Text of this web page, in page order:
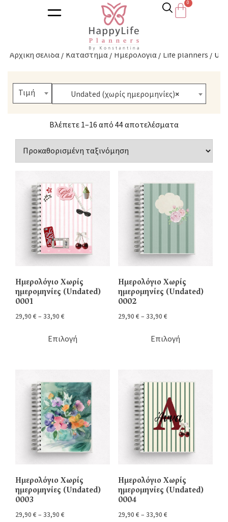
Undated (χωρίς ημερομηνίες)
Αρχική σελίδα/ Κατάστημα/ Ημερολόγια/ Life planners /
Τιμή ×
Undated (χωρίς ημερομηνίες)
Βλέπετε 1–16 από 44 αποτελέσματα
Ημερολόγιο Χωρίς
ημερομηνίες (Undated)
0001
29,90 € – 33,90 €
Επιλογή
Ημερολόγιο Χωρίς
ημερομηνίες (Undated)
0002
29,90 € – 33,90 €
Επιλογή
Ημερολόγιο Χωρίς
ημερομηνίες (Undated)
0003
29,90 € – 33,90 €
Ημερολόγιο Χωρίς
ημερομηνίες (Undated)
0004
29,90 € – 33,90 €